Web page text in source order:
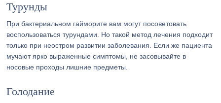
Турунды
При бактериальном гайморите вам могут посоветовать
воспользоваться турундами. Но такой метод лечения подходит
только при неостром развитии заболевания. Если же пациента
мучают ярко выраженные симптомы, не засовывайте в
носовые проходы лишние предметы.
Голодание